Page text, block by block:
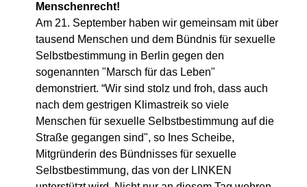
Menschenrecht!
Am 21. September haben wir gemeinsam mit über
tausend Menschen und dem Bündnis für sexuelle
Selbstbestimmung in Berlin gegen den
sogenannten "Marsch für das Leben"
demonstriert. “Wir sind stolz und froh, dass auch
nach dem gestrigen Klimastreik so viele
Menschen für sexuelle Selbstbestimmung auf die
Straße gegangen sind", so Ines Scheibe,
Mitgründerin des Bündnisses für sexuelle
Selbstbestimmung, das von der LINKEN